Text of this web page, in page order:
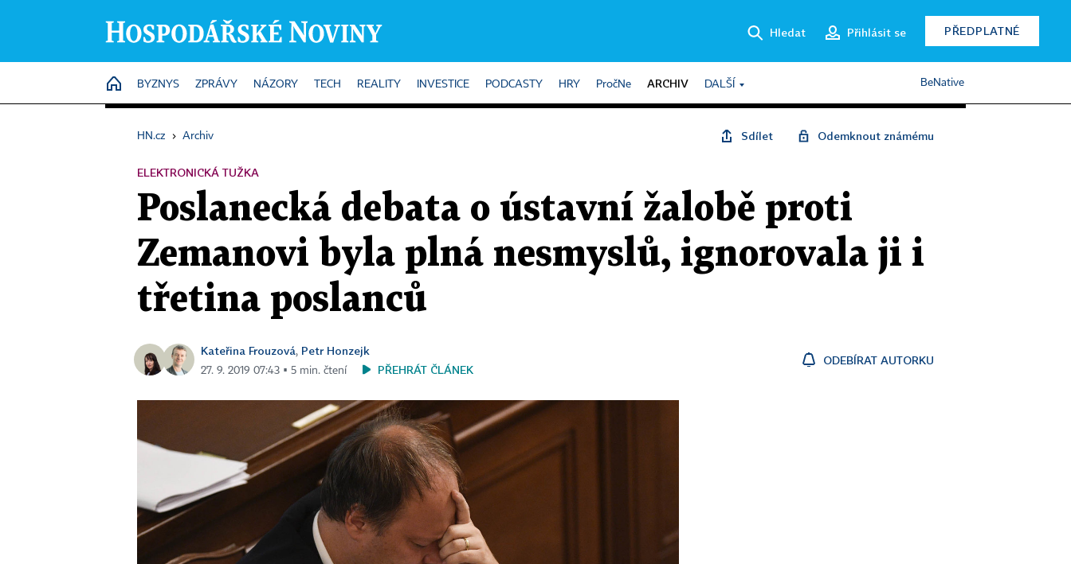
Hledat Přihlásit se PŘEDPLATNÉ
HOME
BYZNYS ZPRÁVY NÁZORY TECH REALITY INVESTICE PODCASTY HRY PročNe ARCHIV DALŠÍ BeNative
HN.cz › Archiv Sdílet Odemknout známému
ELEKTRONICKÁ TUŽKA
Poslanecká debata o ústavní žalobě proti
Zemanovi byla plná nesmyslů, ignorovala ji i
třetina poslanců
Kateřina Frouzová, Petr Honzejk
27. 9. 2019 07:43 ▪ 5 min. čtení PŘEHRÁT ČLÁNEK
ODEBÍRAT AUTORKU